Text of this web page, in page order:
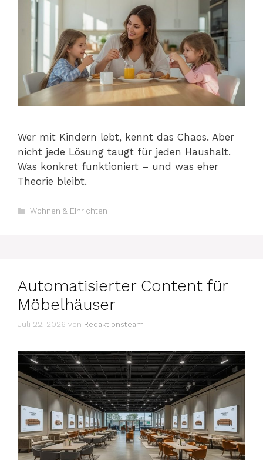
Wer mit Kindern lebt, kennt das Chaos. Aber
nicht jede Lösung taugt für jeden Haushalt.
Was konkret funktioniert – und was eher
Theorie bleibt.
Kategorien
Wohnen & Einrichten
Automatisierter Content für
Möbelhäuser
Juli 22, 2026 von Redaktionsteam